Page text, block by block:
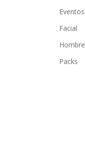
Eventos
Facial
Hombre
Packs